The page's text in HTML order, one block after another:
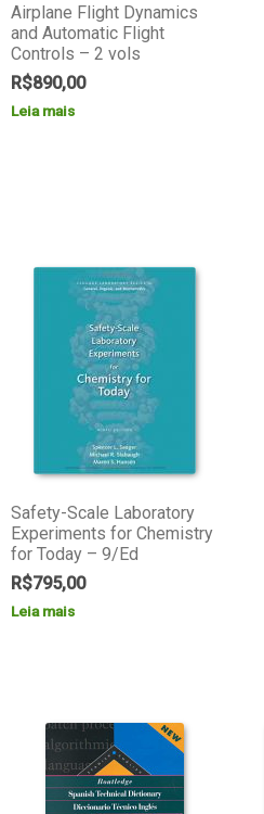
Airplane Flight Dynamics
and Automatic Flight
Controls – 2 vols
R$890,00
Leia mais
Safety-Scale Laboratory
Experiments for Chemistry
for Today – 9/Ed
R$795,00
Leia mais